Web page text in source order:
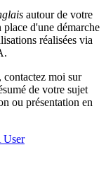
autour de votre
d'une démarche
réalisées via
contactez moi sur
de votre sujet
ou présentation en
User